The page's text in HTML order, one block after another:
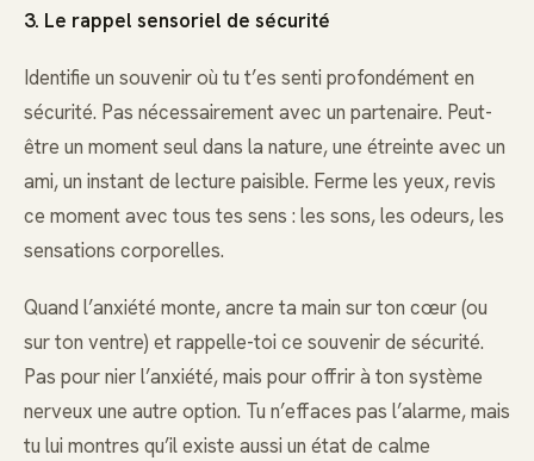
3. Le rappel sensoriel de sécurité
Identifie un souvenir où tu t’es senti profondément en
sécurité. Pas nécessairement avec un partenaire. Peut-
être un moment seul dans la nature, une étreinte avec un
ami, un instant de lecture paisible. Ferme les yeux, revis
ce moment avec tous tes sens : les sons, les odeurs, les
sensations corporelles.
Quand l’anxiété monte, ancre ta main sur ton cœur (ou
sur ton ventre) et rappelle-toi ce souvenir de sécurité.
Pas pour nier l’anxiété, mais pour offrir à ton système
nerveux une autre option. Tu n’effaces pas l’alarme, mais
tu lui montres qu’il existe aussi un état de calme